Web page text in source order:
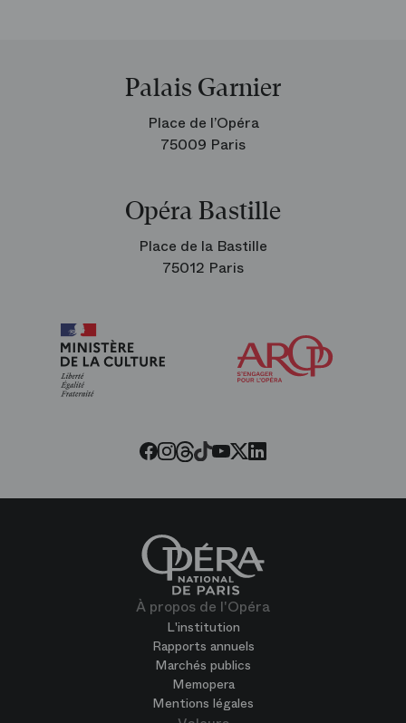
Palais Garnier
Place de l’Opéra
75009 Paris
Opéra Bastille
Place de la Bastille
75012 Paris
Facebook
Instagram
Threads
Tiktok
Youtube
Twitter
LinkedIn
À propos de l'Opéra
L'institution
Rapports annuels
Marchés publics
Memopera
Mentions légales